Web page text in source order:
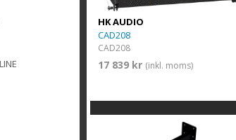
HK AUDIO
CAD208
CAD208
17 839 kr (inkl. moms)